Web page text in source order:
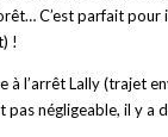
C’est parfait
!
l’arrêt Lally (trajet
pas négligeable, il y